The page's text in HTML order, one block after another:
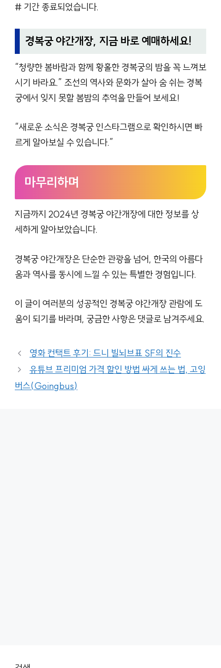
# 기간 종료되었습니다.
경복궁 야간개장, 지금 바로 예매하세요!
“청량한 봄바람과 함께 황홀한 경복궁의 밤을 꼭 느껴보
시기 바라요.” 조선의 역사와 문화가 살아 숨 쉬는 경복
궁에서 잊지 못할 봄밤의 추억을 만들어 보세요!
“새로운 소식은 경복궁 인스타그램으로 확인하시면 빠
르게 알아보실 수 있습니다.”
마무리하며
지금까지 2024년 경복궁 야간개장에 대한 정보를 상
세하게 알아보았습니다.
경복궁 야간개장은 단순한 관광을 넘어, 한국의 아름다
움과 역사를 동시에 느낄 수 있는 특별한 경험입니다.
이 글이 여러분의 성공적인 경복궁 야간개장 관람에 도
움이 되기를 바라며, 궁금한 사항은 댓글로 남겨주세요.
영화 컨택트 후기: 드니 빌뇌브표 SF의 진수
유튜브 프리미엄 가격 할인 방법 싸게 쓰는 법, 고잉
버스(Goingbus)